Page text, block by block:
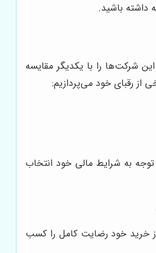
داشته باشید.
شرکت‌ها را با یکدیگر مقایسه
از رقبای خود می‌پردازیم:
به شرایط مالی خود انتخاب
خرید خود رضایت کامل را کسب